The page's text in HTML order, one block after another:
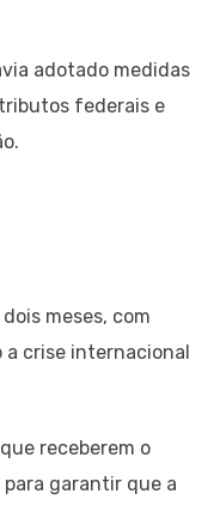
adotado medidas
federais e
meses, com
a crise internacional
receberem o
garantir que a